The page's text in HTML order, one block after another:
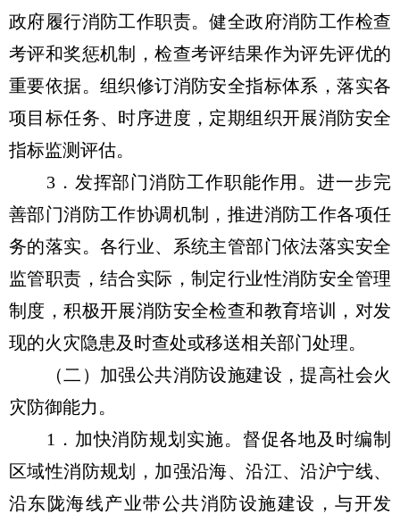
政府履行消防工作职责。健全政府消防工作检查
考评和奖惩机制，检查考评结果作为评先评优的
重要依据。组织修订消防安全指标体系，落实各
项目标任务、时序进度，定期组织开展消防安全
指标监测评估。
3．发挥部门消防工作职能作用。进一步完
善部门消防工作协调机制，推进消防工作各项任
务的落实。各行业、系统主管部门依法落实安全
监管职责，结合实际，制定行业性消防安全管理
制度，积极开展消防安全检查和教育培训，对发
现的火灾隐患及时查处或移送相关部门处理。
（二）加强公共消防设施建设，提高社会火
灾防御能力。
1．加快消防规划实施。督促各地及时编制
区域性消防规划，加强沿海、沿江、沿沪宁线、
沿东陇海线产业带公共消防设施建设，与开发